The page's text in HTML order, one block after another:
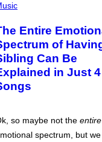
Entire
of
Can Be
in Just
so maybe not the entire
spectrum, but we